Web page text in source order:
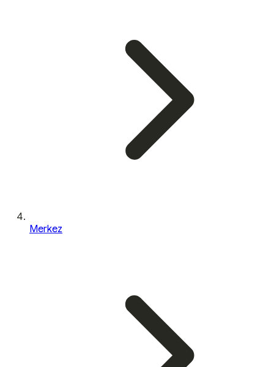
Merkez